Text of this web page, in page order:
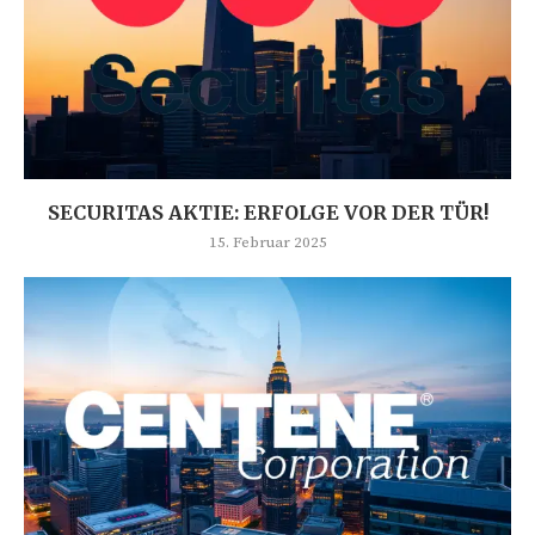
SECURITAS AKTIE: ERFOLGE VOR DER TÜR!
15. Februar 2025